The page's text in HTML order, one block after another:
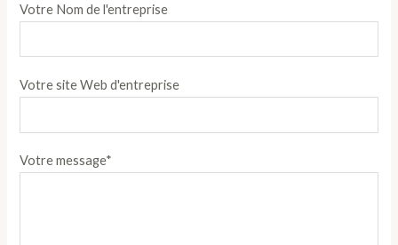
Votre Nom de l'entreprise
Votre site Web d'entreprise
Votre message*